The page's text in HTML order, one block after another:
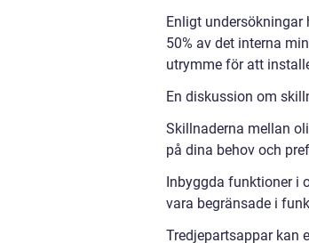
Enligt
50% av det interna
utrymme för att
En diskussion om
Skillnaderna mellan
på dina behov och
Inbyggda funktioner i
vara begränsade i
Tredjepartsappar kan